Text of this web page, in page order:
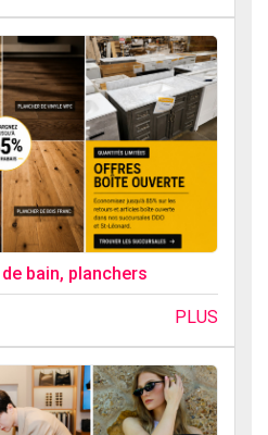
bain, planchers
PLUS